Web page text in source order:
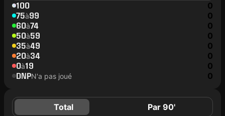
100 0
75à99 0
60à74 0
50à59 0
35à49 0
20à34 0
0à19 0
DNPN'a pas joué 0
Total Par 90'